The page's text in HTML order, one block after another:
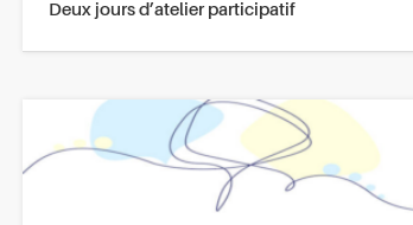
Deux jours d’atelier participatif